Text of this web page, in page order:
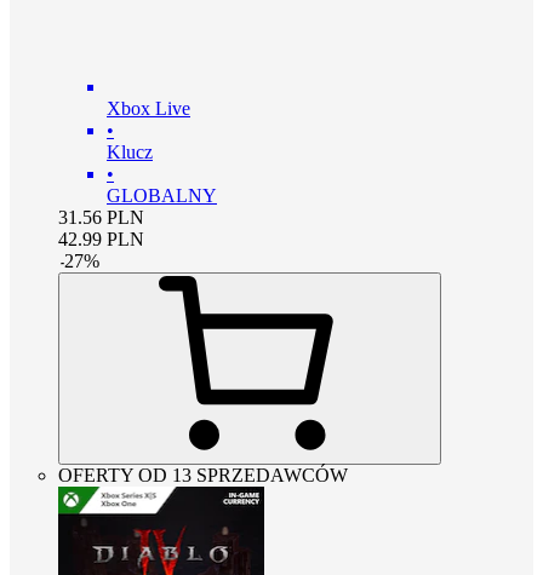
Xbox Live
•
Klucz
•
GLOBALNY
31.56 PLN
42.99 PLN
-27%
OFERTY OD 13 SPRZEDAWCÓW